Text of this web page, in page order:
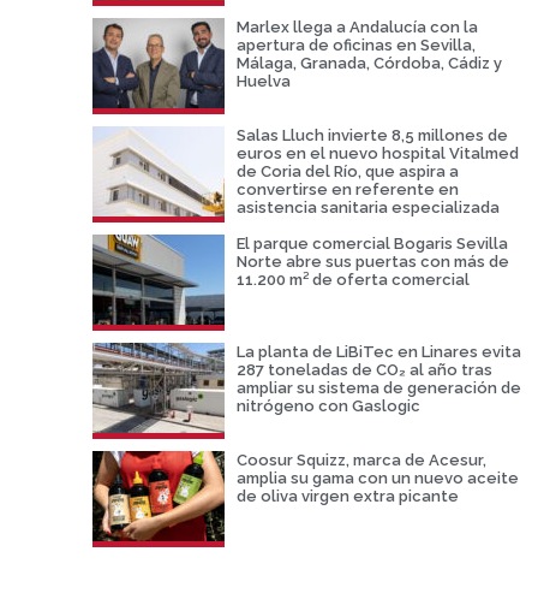
Marlex llega a Andalucía con la
apertura de oficinas en Sevilla,
Málaga, Granada, Córdoba, Cádiz y
Huelva
Salas Lluch invierte 8,5 millones de
euros en el nuevo hospital Vitalmed
de Coria del Río, que aspira a
convertirse en referente en
asistencia sanitaria especializada
El parque comercial Bogaris Sevilla
Norte abre sus puertas con más de
11.200 m² de oferta comercial
La planta de LiBiTec en Linares evita
287 toneladas de CO₂ al año tras
ampliar su sistema de generación de
nitrógeno con Gaslogic
Coosur Squizz, marca de Acesur,
amplia su gama con un nuevo aceite
de oliva virgen extra picante